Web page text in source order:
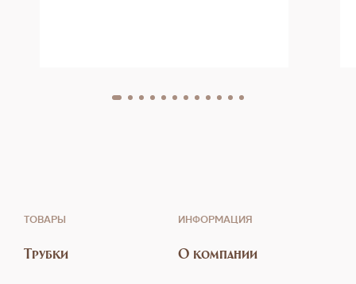
ТОВАРЫ
Трубки
ИНФОРМАЦИЯ
О компании